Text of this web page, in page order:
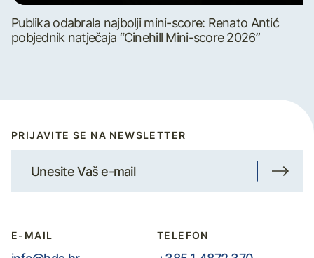
Publika odabrala najbolji mini-score: Renato Antić
pobjednik natječaja “Cinehill Mini-score 2026”
PRIJAVITE SE NA NEWSLETTER
E-MAIL TELEFON